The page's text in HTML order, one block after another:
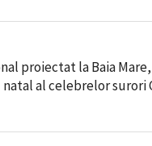
proiectat la Baia
natal al celebrelor surori